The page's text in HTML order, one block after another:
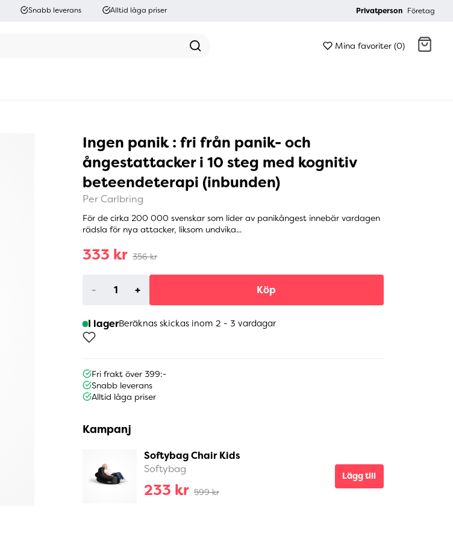
Snabb leverans Alltid låga priser Privatperson Företag
Mina favoriter (0)
Ingen panik : fri från panik- och
ångestattacker i 10 steg med kognitiv
beteendeterapi (inbunden)
Per Carlbring
För de cirka 200 000 svenskar som lider av panikångest innebär vardagen
rädsla för nya attacker, liksom undvika...
333 kr 356 kr
- + Köp
I lagerBeräknas skickas inom 2 - 3 vardagar
Fri frakt över 399:-
Snabb leverans
Alltid låga priser
Kampanj
Softybag Chair Kids
Softybag
233 kr 599 kr
Lägg till